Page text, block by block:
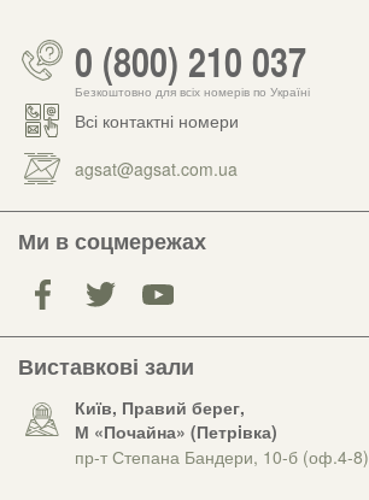
0 (800) 210 037
Безкоштовно для всіх номерів по Україні
Всі контактні номери
agsat@agsat.com.ua
Ми в соцмережах
Виставкові зали
Київ, Правий берег,
М «Почайна» (Петрiвка)
пр-т Степана Бандери, 10-б (оф.4-8)